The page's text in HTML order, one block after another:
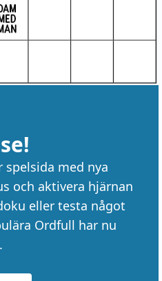
med nya
och aktivera hjärnan
eller testa något
Ordfull har nu